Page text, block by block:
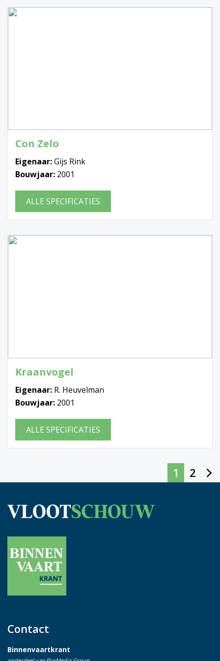
Con Zelo
Eigenaar:Gijs Rink
Bouwjaar: 2001
ALLE SPECIFICATIES
Kraanvogel
Eigenaar: R. Heuvelman
Bouwjaar: 2001
ALLE SPECIFICATIES
1 2
Contact
Binnenvaartkrant